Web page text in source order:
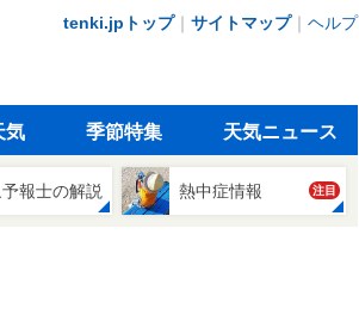
tenki.jpトップ｜ サイトマップ｜ ヘルプ
気 季節特集 天気ニュース
報士の解説 熱中症情報 注目